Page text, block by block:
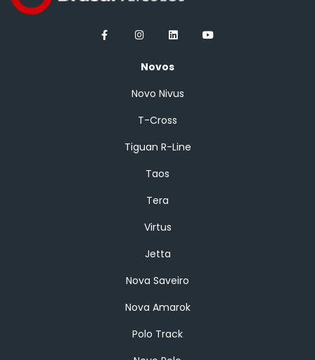
Novos
Novo Nivus
T-Cross
Tiguan R-Line
Taos
Tera
Virtus
Jetta
Nova Saveiro
Nova Amarok
Polo Track